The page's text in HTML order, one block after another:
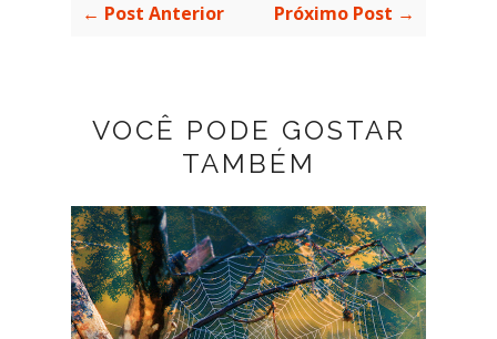
← Post Anterior Próximo Post →
VOCÊ PODE GOSTAR
TAMBÉM